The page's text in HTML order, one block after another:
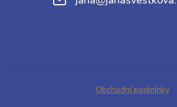
Obchodní podmínky